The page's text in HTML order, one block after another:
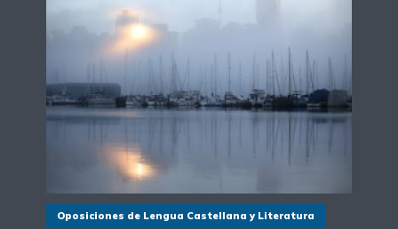
Oposiciones de Lengua Castellana y Literatura